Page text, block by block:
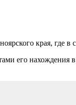
края, где в
его